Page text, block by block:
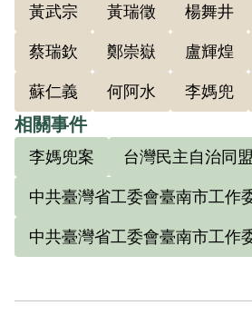
《光明報》被破獲後，加
領導人蔡孝乾被捕、自新
循線逮捕，為擴大打擊面
下黨、相關人士牽連者，均
川，1947年5月即由醫師郭
黨組織，之後吸收鄭海樹
臺南巿工作委員會。此委
黃武宗 黃瑞徵 楊舞井
蔡瑞欽 鄭崇嶽 盧輝煌
蘇仁義 何阿水 李媽兜
相關事件
李媽兜案 台灣民主自治同盟
中共臺灣省工委會臺南市工作
中共臺灣省工委會臺南市工作